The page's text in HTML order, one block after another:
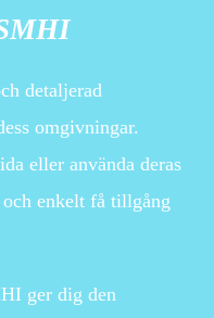
detaljerad
omgivningar.
eller använda deras
enkelt få tillgång
ger dig den